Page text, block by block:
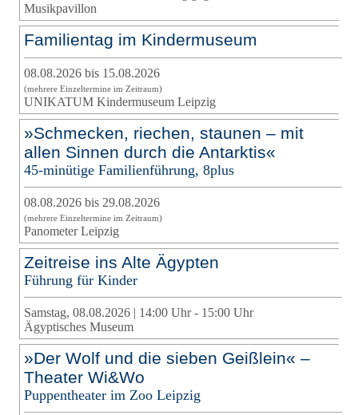
Musikpavillon
Familientag im Kindermuseum
08.08.2026 bis 15.08.2026
(mehrere Einzeltermine im Zeitraum)
UNIKATUM Kindermuseum Leipzig
»Schmecken, riechen, staunen – mit
allen Sinnen durch die Antarktis«
45-minütige Familienführung, 8plus
08.08.2026 bis 29.08.2026
(mehrere Einzeltermine im Zeitraum)
Panometer Leipzig
Zeitreise ins Alte Ägypten
Führung für Kinder
Samstag, 08.08.2026 | 14:00 Uhr - 15:00 Uhr
Ägyptisches Museum
»Der Wolf und die sieben Geißlein« –
Theater Wi&Wo
Puppentheater im Zoo Leipzig